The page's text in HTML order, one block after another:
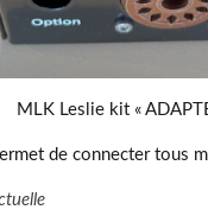
MLK Leslie kit «
de connecter tous